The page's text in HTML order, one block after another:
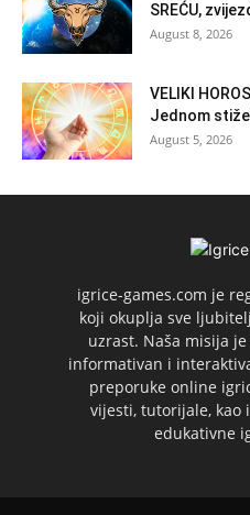
SREĆU,
August 8, 2026
VELIKI
Jednom stiže
August 5, 2026
igrice-games.com je
koji okuplja sve
uzrast. Naša misija
informativan i
preporuke online
vijesti, tutorijale, kao
edukativne